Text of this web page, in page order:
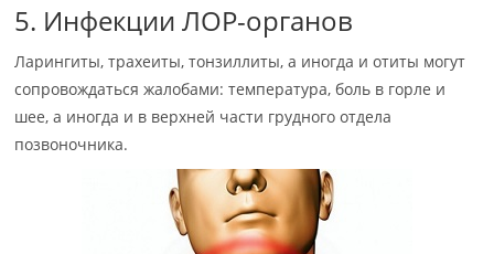
5. Инфекции ЛОР-органов
Ларингиты, трахеиты, тонзиллиты, а иногда и отиты могут
сопровождаться жалобами: температура, боль в горле и
шее, а иногда и в верхней части грудного отдела
позвоночника.